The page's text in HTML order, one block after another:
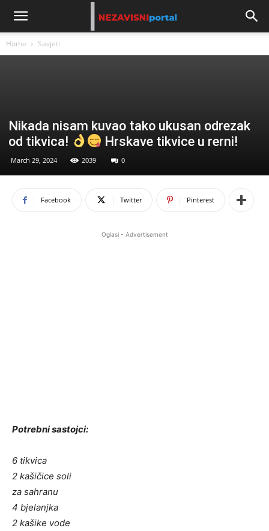
Home Savjeti
Nikada nisam kuvao tako ukusan odrezak
od tikvica!
Hrskave tikvice u rerni!
March 29, 2024 2039 0
Facebook Twitter Pinterest
Oglasi - Advertisement
Potrebni sastojci:
6 tikvica
2 kašičice soli
za sahranu
4 bjelanjka
2 kašike vode